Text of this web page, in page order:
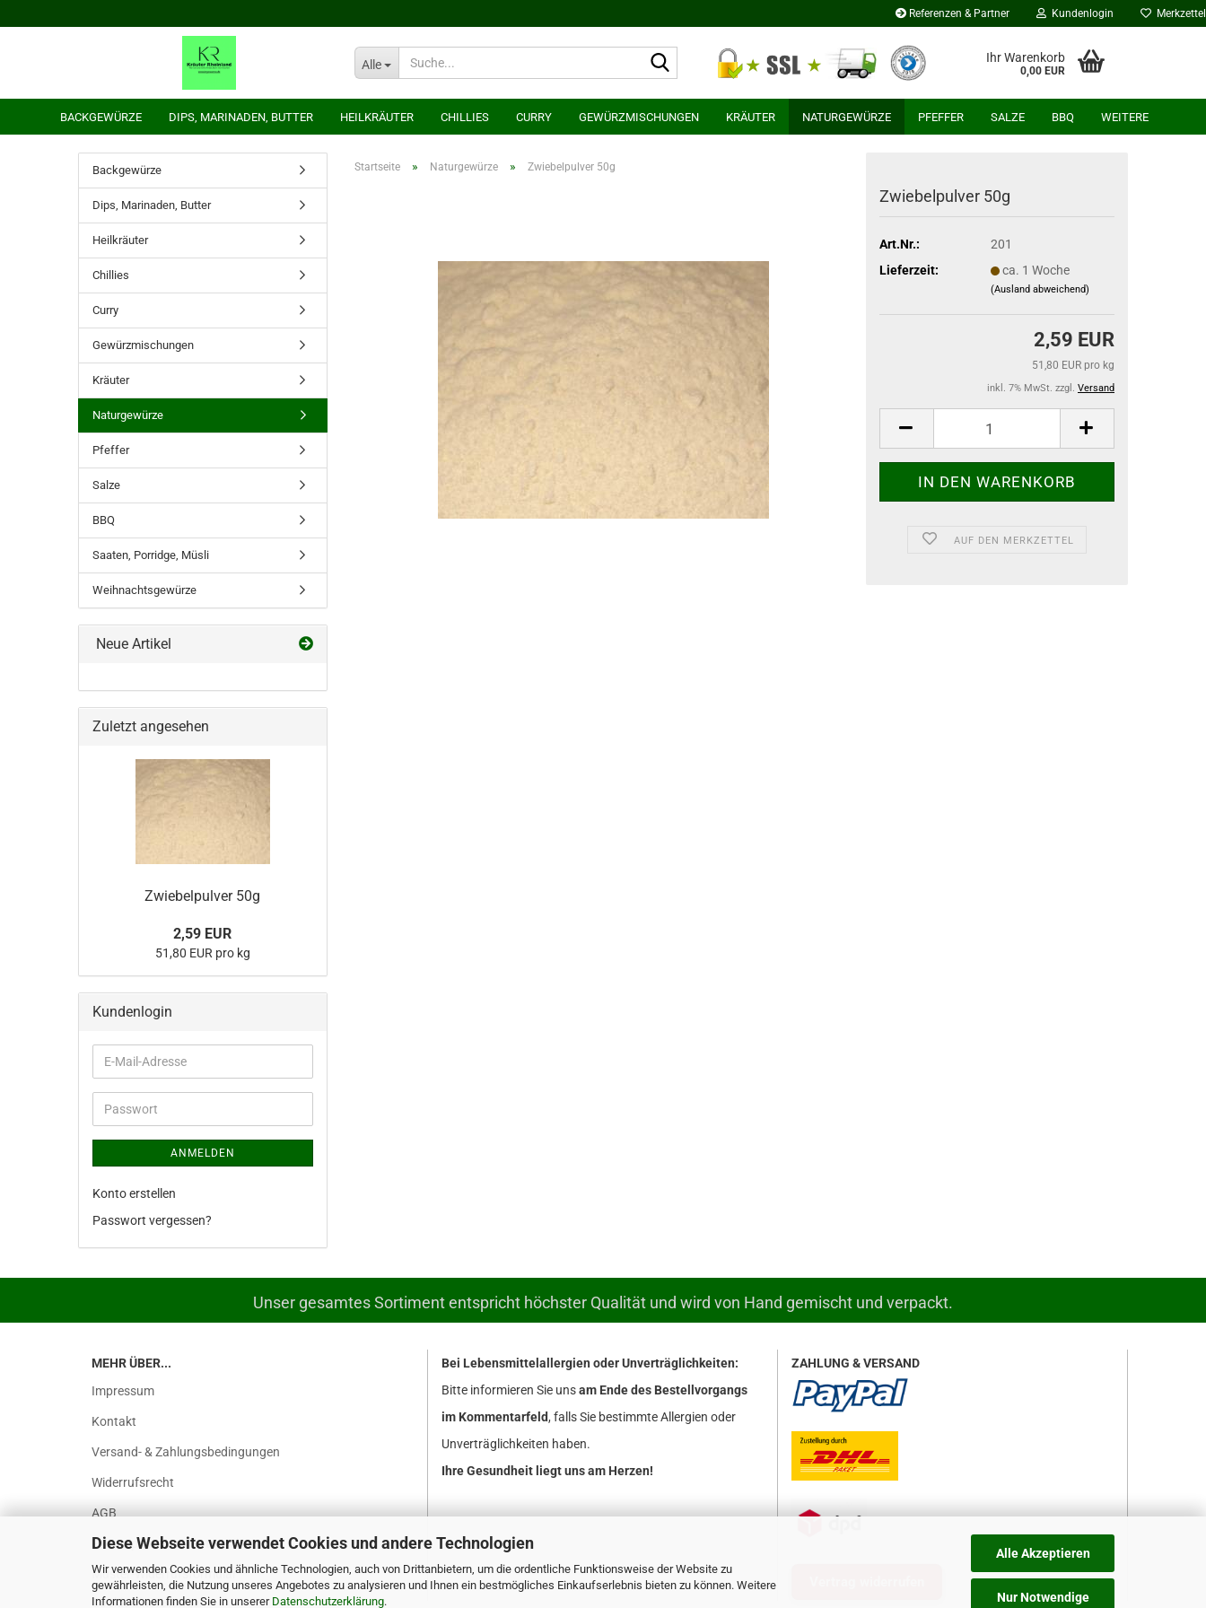
Diese Webseite verwendet Cookies und andere Technologien
Wir verwenden Cookies und ähnliche Technologien, auch von Drittanbietern, um die ordentliche Funktionsweise der Website zu
gewährleisten, die Nutzung unseres Angebotes zu analysieren und Ihnen ein bestmögliches Einkaufserlebnis bieten zu können. Weitere
Informationen finden Sie in unserer Datenschutzerklärung.
Alle Akzeptieren
Nur Notwendige
Referenzen & Partner Kundenlogin Merkzettel
Alle
Suche... Ihr Warenkorb
0,00 EUR
BACKGEWÜRZE DIPS, MARINADEN, BUTTER HEILKRÄUTER CHILLIES CURRY GEWÜRZMISCHUNGEN KRÄUTER NATURGEWÜRZE PFEFFER SALZE BBQ WEITERE
Startseite » Naturgewürze » Zwiebelpulver 50g
Zwiebelpulver 50g
Art.Nr.:
201
Lieferzeit:
ca. 1 Woche
(Ausland abweichend)
2,59 EUR
51,80 EUR pro kg
inkl. 7% MwSt. zzgl. Versand
AUF DEN MERKZETTEL
Backgewürze
Dips, Marinaden, Butter
Heilkräuter
Chillies
Curry
Gewürzmischungen
Kräuter
Naturgewürze
Pfeffer
Salze
BBQ
Saaten, Porridge, Müsli
Weihnachtsgewürze
Neue Artikel
Zuletzt angesehen
Zwiebelpulver 50g
2,59 EUR
51,80 EUR pro kg
Kundenlogin
E-
Mail-
Adresse
Passwort
ANMELDEN
Konto erstellen
Passwort vergessen?
Unser gesamtes Sortiment entspricht höchster Qualität und wird von Hand gemischt und verpackt.
MEHR ÜBER...
Impressum
Kontakt
Versand- & Zahlungsbedingungen
Widerrufsrecht
AGB
Privatsphäre und Datenschutz
Muster-Widerrufsformular
Cookie Einstellungen
Bei Lebensmittelallergien oder Unverträglichkeiten:
Bitte informieren Sie unsam Ende des Bestellvorgangs
im Kommentarfeld, falls Sie bestimmte Allergien oder
Unverträglichkeiten haben.
Ihre Gesundheit liegt uns am Herzen!
ZAHLUNG & VERSAND